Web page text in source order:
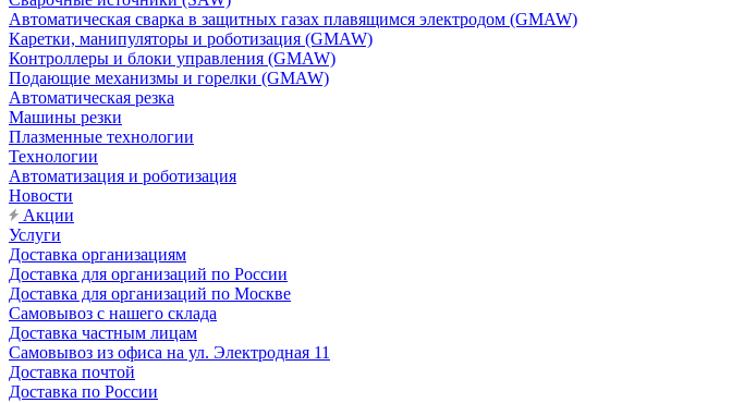
Автоматическая сварка в защитных газах плавящимся электродом (GMAW)
Каретки, манипуляторы и роботизация (GMAW)
Контроллеры и блоки управления (GMAW)
Подающие механизмы и горелки (GMAW)
Автоматическая резка
Машины резки
Плазменные технологии
Технологии
Автоматизация и роботизация
Новости
Акции
Услуги
Доставка организациям
Доставка для организаций по России
Доставка для организаций по Москве
Самовывоз с нашего склада
Доставка частным лицам
Самовывоз из офиса на ул. Электродная 11
Доставка почтой
Доставка по России